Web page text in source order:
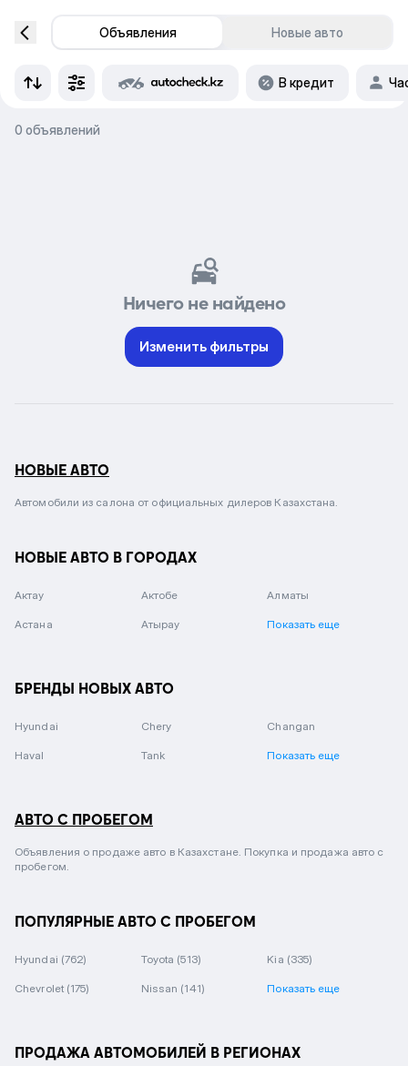
Объявления Новые авто
В кредит
0 объявлений
Ничего не найдено
Изменить фильтры
НОВЫЕ АВТО
Автомобили из салона от официальных дилеров Казахстана.
НОВЫЕ АВТО В ГОРОДАХ
Актау Актобе Алматы
Астана Атырау Показать еще
БРЕНДЫ НОВЫХ АВТО
Hyundai Chery Changan
Haval Tank Показать еще
АВТО С ПРОБЕГОМ
Объявления о продаже авто в Казахстане. Покупка и продажа авто с
пробегом.
ПОПУЛЯРНЫЕ АВТО С ПРОБЕГОМ
Hyundai (762) Toyota (513) Kia (335)
Chevrolet (175) Nissan (141) Показать еще
ПРОДАЖА АВТОМОБИЛЕЙ В РЕГИОНАХ